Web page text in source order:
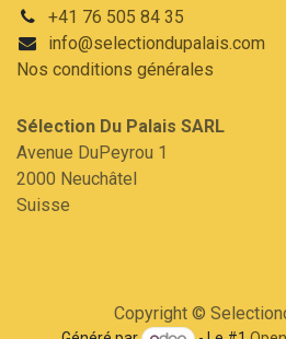
+41 76 505 84 35
info@selectiondupalais.com
Nos conditions générales
Sélection Du Palais SARL​
Avenue DuPeyrou 1
2000 Neuchâtel
Suisse
Copyright ©